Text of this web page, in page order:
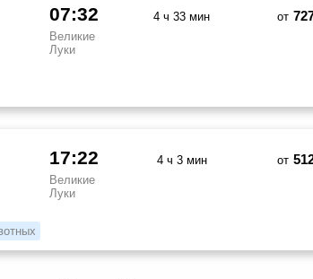
07:32
Великие
Луки
4 ч 33 мин от
17:22
Великие
Луки
4 ч 3 мин от